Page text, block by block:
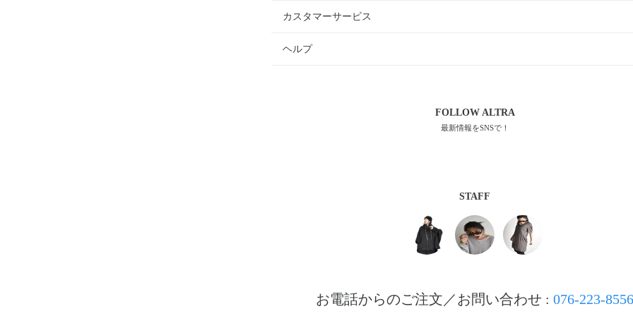
カスタマーサービス
ヘルプ
FOLLOWALTRA
最新情報をSNSで！
STAFF
お電話からのご注文／お問い合わせ : 076-223-8556